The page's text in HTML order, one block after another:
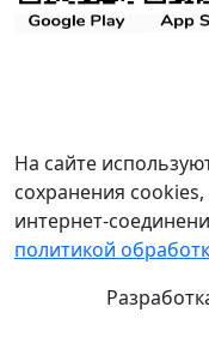
На сайте
сохранения
интернет-
политикой